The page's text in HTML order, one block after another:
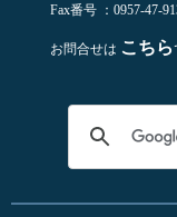
Fax番号 ：0957-47-
お問合せは こちら